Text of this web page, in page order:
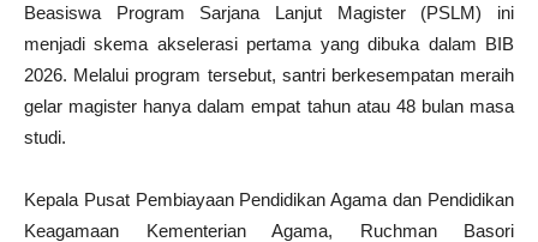
Beasiswa Program Sarjana Lanjut Magister (PSLM) ini
menjadi skema akselerasi pertama yang dibuka dalam BIB
2026. Melalui program tersebut, santri berkesempatan meraih
gelar magister hanya dalam empat tahun atau 48 bulan masa
studi.
Kepala Pusat Pembiayaan Pendidikan Agama dan Pendidikan
Keagamaan Kementerian Agama, Ruchman Basori